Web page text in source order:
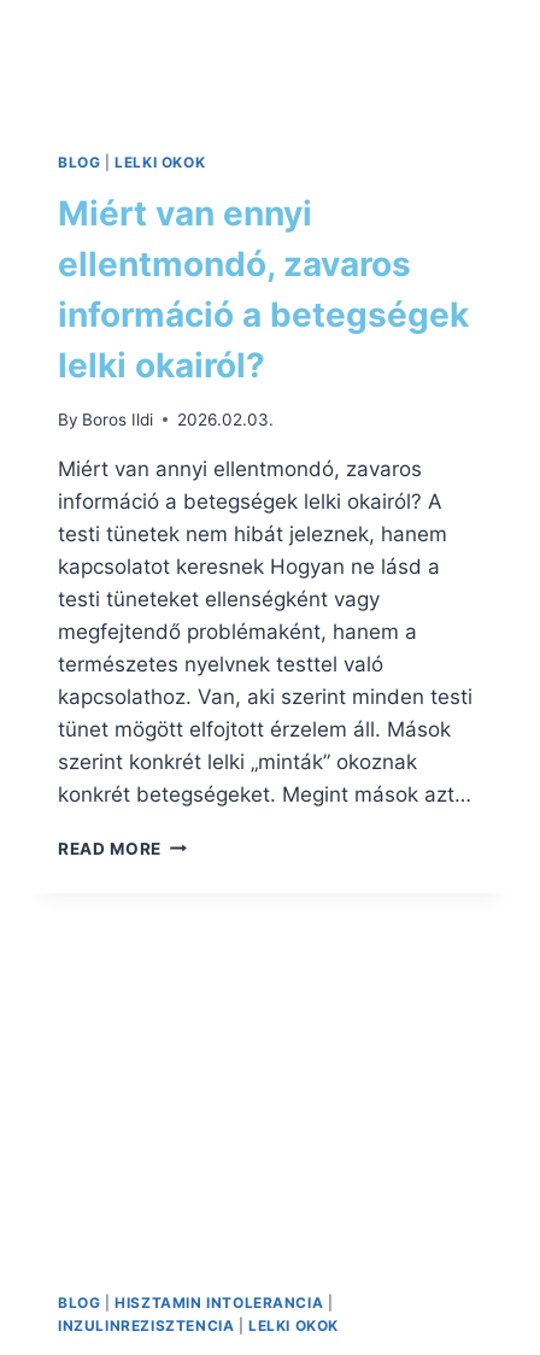
BLOG |LELKI OKOK
Miért van ennyi
ellentmondó, zavaros
információ a betegségek
lelki okairól?
By Boros Ildi 2026.02.03.
Miért van annyi ellentmondó, zavaros
információ a betegségek lelki okairól? A
testi tünetek nem hibát jeleznek, hanem
kapcsolatot keresnek Hogyan ne lásd a
testi tüneteket ellenségként vagy
megfejtendő problémaként, hanem a
természetes nyelvnek testtel való
kapcsolathoz. Van, aki szerint minden testi
tünet mögött elfojtott érzelem áll. Mások
szerint konkrét lelki „minták” okoznak
konkrét betegségeket. Megint mások azt…
READ MORE MIÉRT
BLOG |HISZTAMIN INTOLERANCIA
INZULINREZISZTENCIA |LELKI OKOK